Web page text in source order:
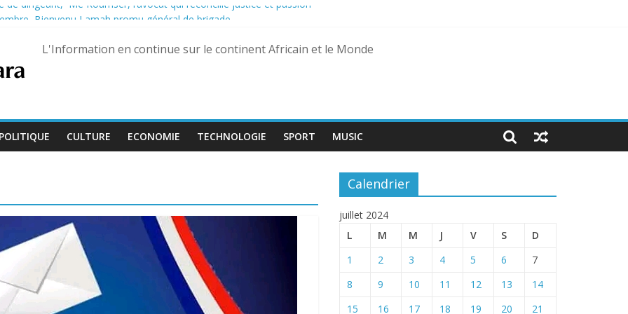
dirigeant, Me Koumser, l’avocat qui réconcilie justice et passion
13 août dans trois États différents
: 883 millions de dollars espérés
Dr Adoum Inoua appelle à recentrer le débat sur « l’essentiel »
L'Information en continue sur le continent Africain et le Monde
POLITIQUE CULTURE ECONOMIE TECHNOLOGIE SPORT MUSIC
Calendrier
juillet 2024
L
M M J V S D
1 2 3 4 5 6
7
8
9 10 11 12 13
14
15
16 17 18 19 20
21